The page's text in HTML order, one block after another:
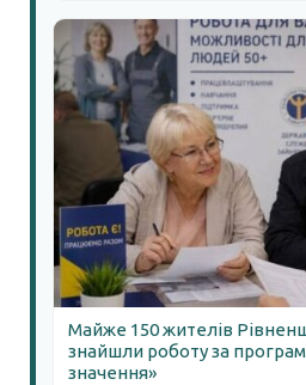
Майже 150 жителів
знайшли роботу за
значення»